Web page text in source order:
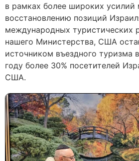
в рамках более широких усилий
восстановлению позиций
международных туристических
нашего Министерства, США
источником въездного туризма
году более 30% посетителей
США.